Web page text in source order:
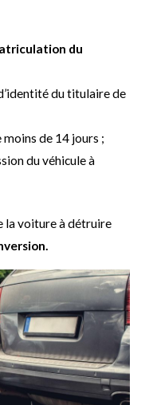
du
du titulaire de
de 14 jours ;
du véhicule à
la voiture à détruire